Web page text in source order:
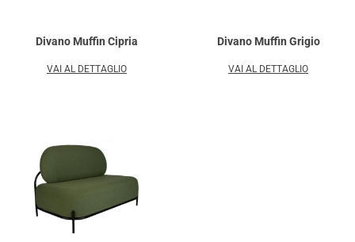
Divano Muffin Cipria
VAI AL DETTAGLIO
Divano Muffin Grigio
VAI AL DETTAGLIO